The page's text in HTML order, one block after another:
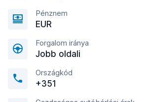
Pénznem
EUR
Forgalom iránya
Jobb oldali
Országkód
+351